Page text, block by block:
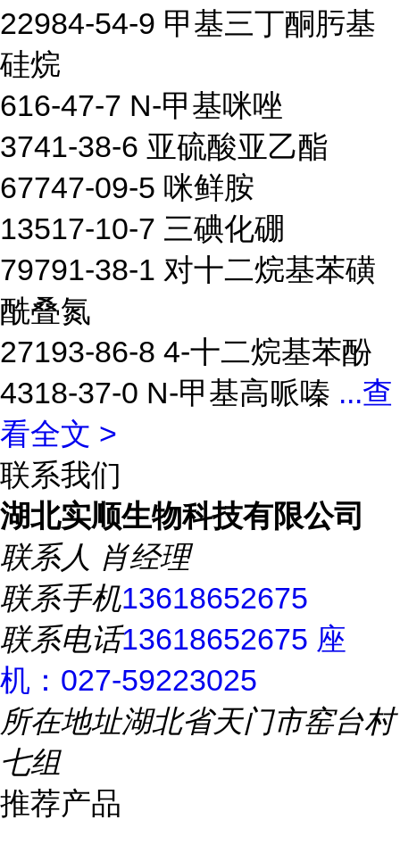
22984-54-9 甲基三丁酮肟基
硅烷
616-47-7 N-甲基咪唑
3741-38-6 亚硫酸亚乙酯
67747-09-5 咪鲜胺
13517-10-7 三碘化硼
79791-38-1 对十二烷基苯磺
酰叠氮
27193-86-8 4-十二烷基苯酚
4318-37-0 N-甲基高哌嗪 ...查
看全文 >
联系我们
湖北实顺生物科技有限公司
联系人 肖经理
联系手机13618652675
联系电话13618652675 座
机：027-59223025
所在地址湖北省天门市窑台村
七组
推荐产品